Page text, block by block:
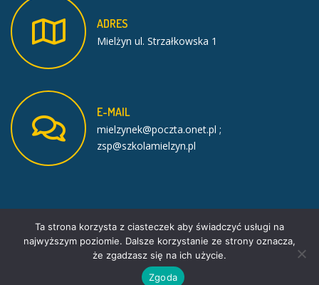
ADRES
Mielżyn ul. Strzałkowska 1
E-MAIL
mielzynek@poczta.onet.pl ;
zsp@szkolamielzyn.pl
Facebook
PE School theme by PixelEmu
Ta strona korzysta z ciasteczek aby świadczyć usługi na
najwyższym poziomie. Dalsze korzystanie ze strony oznacza,
że zgadzasz się na ich użycie.
Zgoda